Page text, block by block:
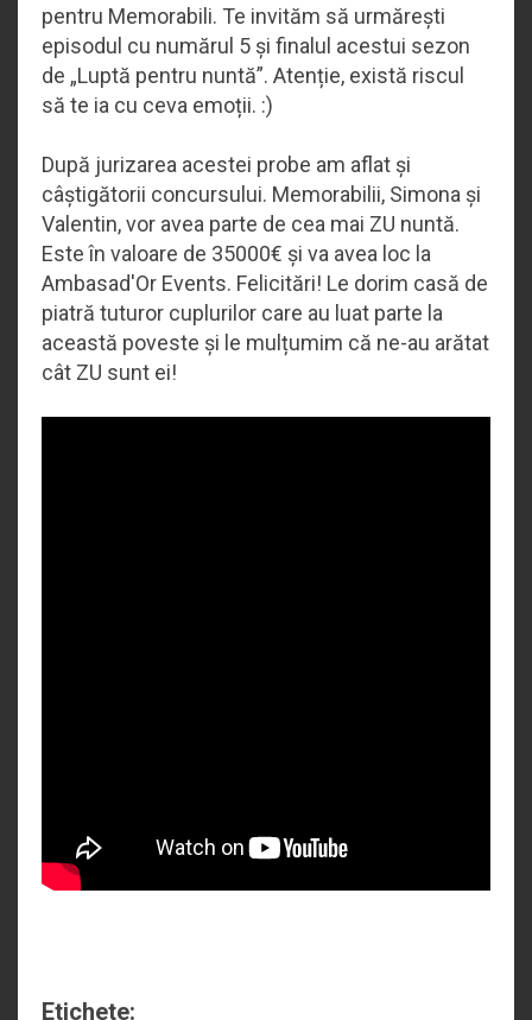
pentru Memorabili. Te invităm să urmărești
episodul cu numărul 5 și finalul acestui sezon
de „Luptă pentru nuntă”. Atenție, există riscul
să te ia cu ceva emoții. :)
După jurizarea acestei probe am aflat și
câștigătorii concursului. Memorabilii, Simona și
Valentin, vor avea parte de cea mai ZU nuntă.
Este în valoare de 35000€ și va avea loc la
Ambasad'Or Events. Felicitări! Le dorim casă de
piatră tuturor cuplurilor care au luat parte la
această poveste și le mulțumim că ne-au arătat
cât ZU sunt ei!
Etichete: